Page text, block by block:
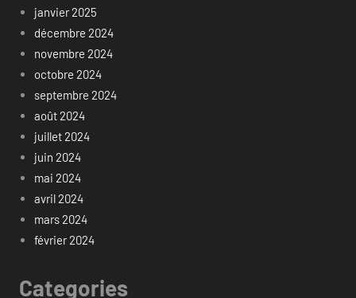
janvier 2025
décembre 2024
novembre 2024
octobre 2024
septembre 2024
août 2024
juillet 2024
juin 2024
mai 2024
avril 2024
mars 2024
février 2024
Categories